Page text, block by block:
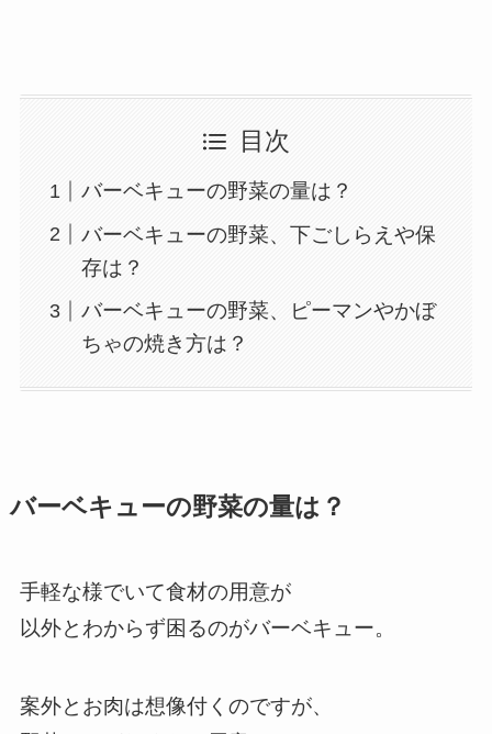
目次
バーベキューの野菜の量は？
バーベキューの野菜、下ごしらえや保
存は？
バーベキューの野菜、ピーマンやかぼ
ちゃの焼き方は？
バーベキューの野菜の量は？
手軽な様でいて食材の用意が
以外とわからず困るのがバーベキュー。
案外とお肉は想像付くのですが、